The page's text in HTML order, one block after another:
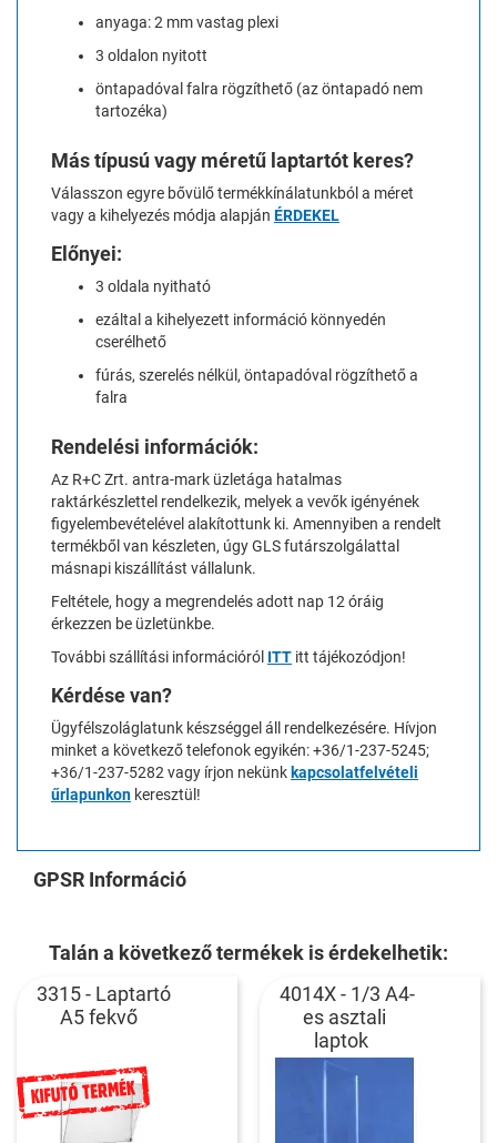
anyaga: 2 mm vastag plexi
3 oldalon nyitott
öntapadóval falra rögzíthető (az öntapadó nem
tartozéka)
Más típusú vagy méretű laptartót keres?
Válasszon egyre bővülő termékkínálatunkból a méret
vagy a kihelyezés módja alapján ÉRDEKEL
Előnyei:
3 oldala nyitható
ezáltal a kihelyezett információ könnyedén
cserélhető
fúrás, szerelés nélkül, öntapadóval rögzíthető a
falra
Rendelési információk:
Az R+C Zrt. antra-mark üzletága hatalmas
raktárkészlettel rendelkezik, melyek a vevők igényének
figyelembevételével alakítottunk ki. Amennyiben a rendelt
termékből van készleten, úgy GLS futárszolgálattal
másnapi kiszállítást vállalunk.
Feltétele, hogy a megrendelés adott nap 12 óráig
érkezzen be üzletünkbe.
További szállítási információról ITT itt tájékozódjon!
Kérdése van?
Ügyfélszoláglatunk készséggel áll rendelkezésére. Hívjon
minket a következő telefonok egyikén: +36/1-237-5245;
+36/1-237-5282 vagy írjon nekünkkapcsolatfelvételi
űrlapunkon keresztül!
GPSR Információ
Talán a következő termékek is érdekelhetik:
3315 - Laptartó
A5 fekvő
4014X - 1/3 A4-
es asztali
laptok